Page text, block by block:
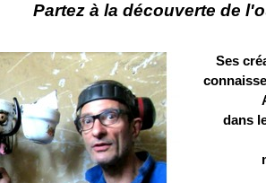
Ses
dans
Partez à la découverte de